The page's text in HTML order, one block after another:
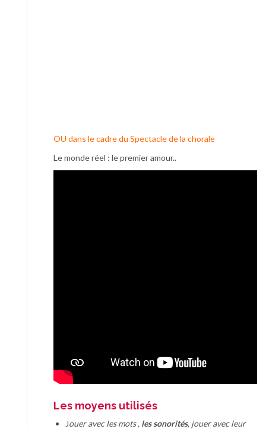
OU dans le cadre du Spectacle de la chorale
Le monde réel : le premier amour..
Les moyens utilisés
Jouer avec les mots , les sonorités, jouer avec leur